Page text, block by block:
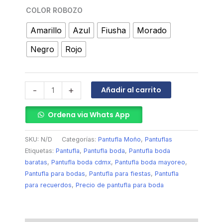
COLOR ROBOZO
Amarillo Azul Fiusha
Morado
Negro
Rojo
- + Añadir al carrito
Ordena via Whats App
SKU: N/D Categorías: Pantufla Moño, Pantuflas
Etiquetas: Pantufla, Pantufla boda, Pantufla boda
baratas, Pantufla boda cdmx, Pantufla boda mayoreo,
Pantufla para bodas, Pantufla para fiestas, Pantufla
para recuerdos, Precio de pantufla para boda